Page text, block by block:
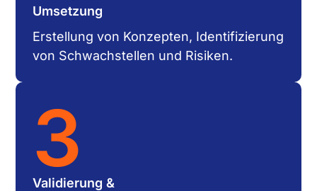
Umsetzung
Erstellung von Konzepten, Identifizierung
von Schwach­stellen und Risiken.
3
Validierung &